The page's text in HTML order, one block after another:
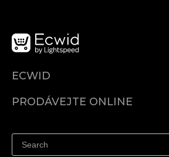
ECWID
Ceny
PRODÁVEJTE ONLINE
Prodávejte na Facebooku
Prodávejte na Instagramu